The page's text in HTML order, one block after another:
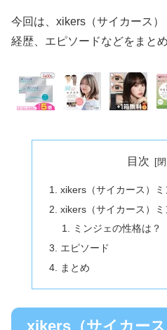
今回は、xikers（サイカース
経歴、エピソードなどをまと
目次
xikers（サイカース）
xikers（サイカース）
ミンジェの性格は？
エピソード
まとめ
xikers（サイカー